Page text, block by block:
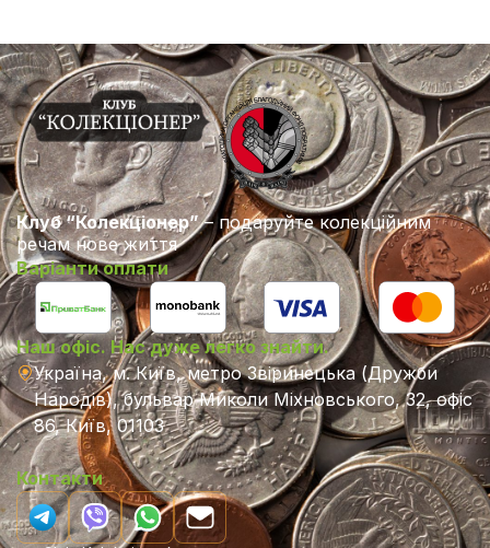
Клуб “Колекціонер”– подаруйте колекційним
речам нове життя
Варіанти оплати
Наш офіс. Нас дуже легко знайти.
Україна, м. Київ, метро Звіринецька (Дружби
Народів), бульвар Миколи Міхновського, 32, офіс
86, Київ, 01103
Контакти